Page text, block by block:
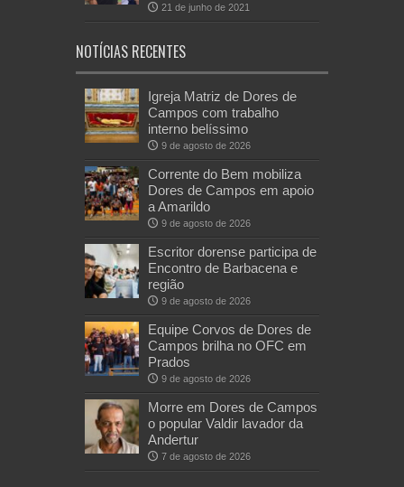
21 de junho de 2021
NOTÍCIAS RECENTES
Igreja Matriz de Dores de
Campos com trabalho
interno belíssimo
9 de agosto de 2026
Corrente do Bem mobiliza
Dores de Campos em apoio
a Amarildo
9 de agosto de 2026
Escritor dorense participa de
Encontro de Barbacena e
região
9 de agosto de 2026
Equipe Corvos de Dores de
Campos brilha no OFC em
Prados
9 de agosto de 2026
Morre em Dores de Campos
o popular Valdir lavador da
Andertur
7 de agosto de 2026